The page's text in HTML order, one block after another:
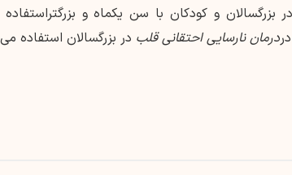
در بزرگسالان و کودکان با سن یکماه و
درمان نارسایی احتقانی قلب در بزرگسالان استفاده